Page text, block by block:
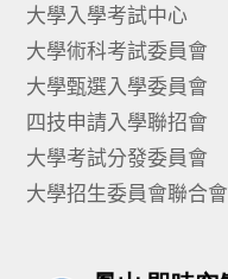
大學入學考試中心
大學術科考試委員會
大學甄選入學委員會
四技申請入學聯招會
大學考試分發委員會
大學招生委員會聯合會